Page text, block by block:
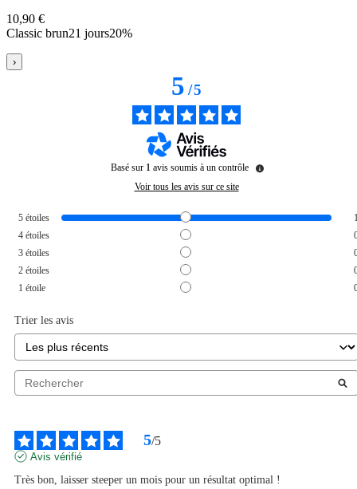
10,90 €
Classic brun21 jours20%
›
5/5
Basé sur 1 avis soumis à un contrôle
Voir tous les avis sur ce site
5 étoiles
4 étoiles
3 étoiles
2 étoiles
1 étoile
Trier les avis
5/5
Avis vérifié
Très bon, laisser steeper un mois pour un résultat optimal !